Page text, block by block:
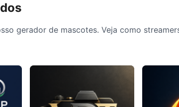
gerador de mascotes. Veja como